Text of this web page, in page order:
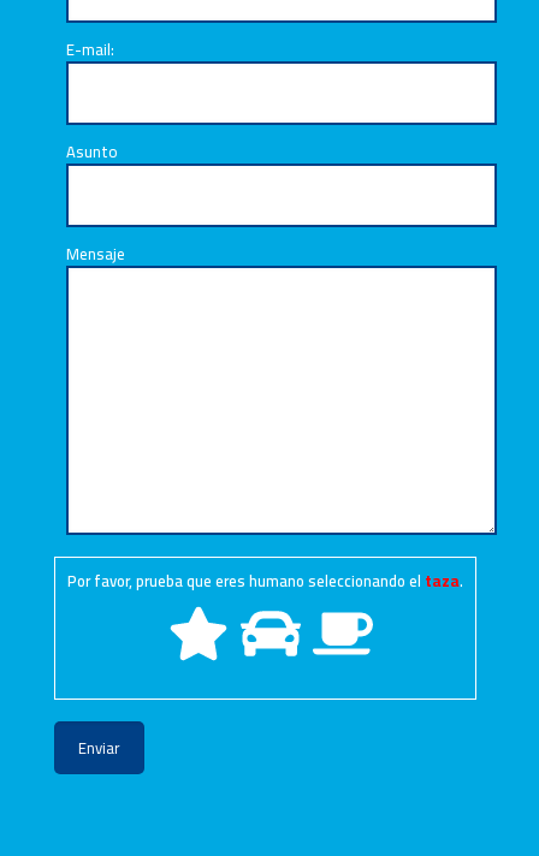
E-mail:
Asunto
Mensaje
Por favor, prueba que eres humano seleccionando el taza.